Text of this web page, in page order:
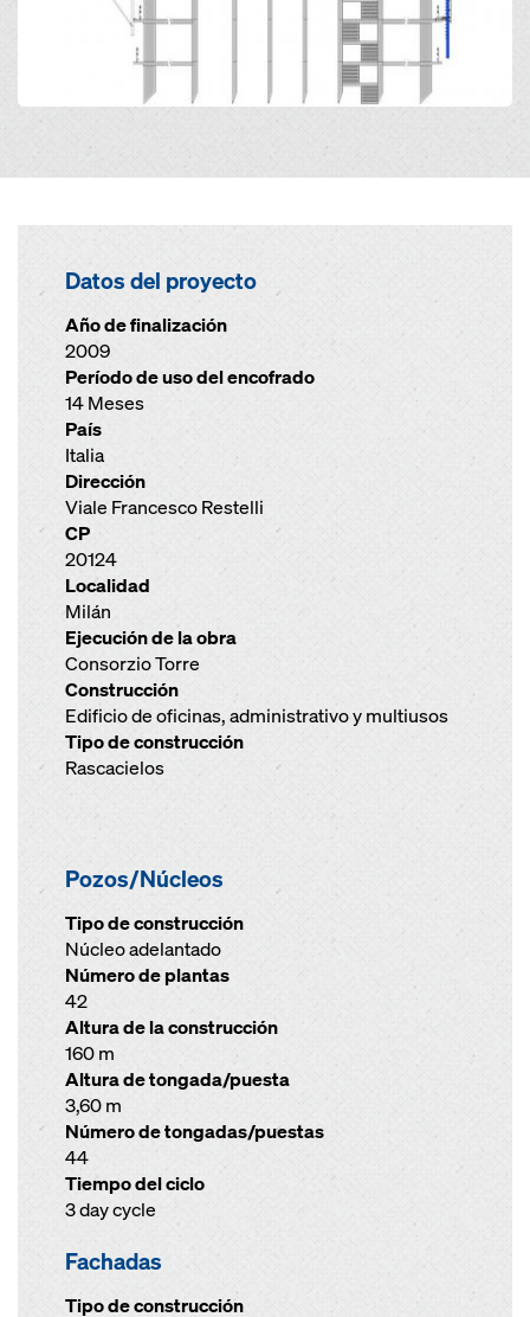
Datos del proyecto
Año de finalización
2009
Período de uso del encofrado
14 Meses
País
Italia
Dirección
Viale Francesco Restelli
CP
20124
Localidad
Milán
Ejecución de la obra
Consorzio Torre
Construcción
Edificio de oficinas, administrativo y multiusos
Tipo de construcción
Rascacielos
Pozos/Núcleos
Tipo de construcción
Núcleo adelantado
Número de plantas
42
Altura de la construcción
160 m
Altura de tongada/puesta
3,60 m
Número de tongadas/puestas
44
Tiempo del ciclo
3 day cycle
Fachadas
Tipo de construcción